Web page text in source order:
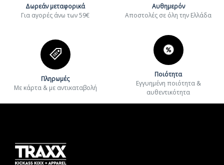
Δωρεάν μεταφορικά
Για αγορές άνω των 59€
Αυθημερόν
Aποστολές σε όλη την Ελλάδα
Πληρωμές
Με κάρτα & με αντικαταβολή
Ποιότητα
Εγγυημένη ποιότητα &
αυθεντικότητα